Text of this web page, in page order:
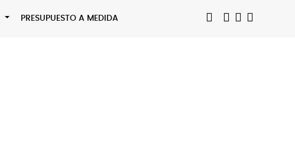
PRESUPUESTO A MEDIDA